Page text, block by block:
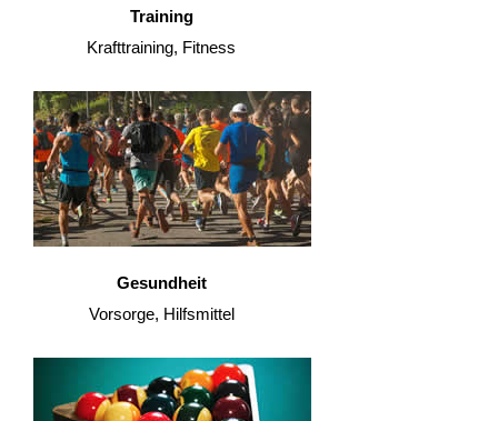
Training
Krafttraining, Fitness
Gesundheit
Vorsorge, Hilfsmittel